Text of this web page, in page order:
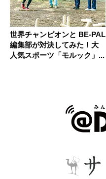
世界チャンピオンと BE-PAL
編集部が対決してみた！大
人気スポーツ「モルック」...